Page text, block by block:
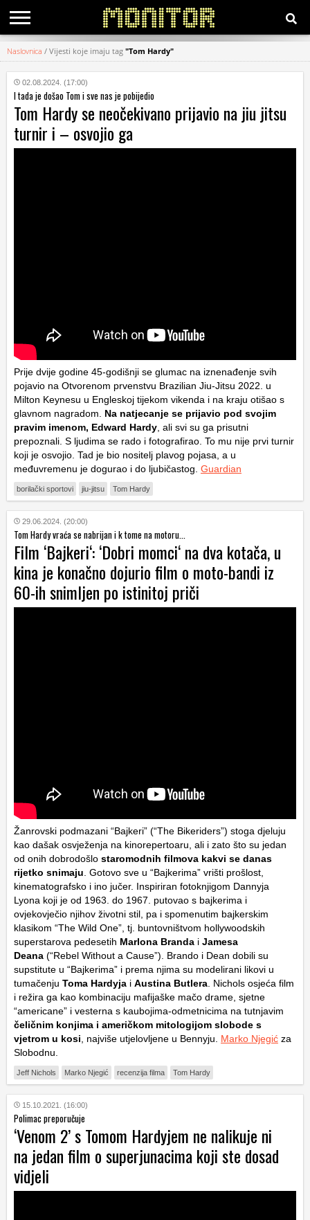
KATEGORIJE
HRVATSKI
WEB
Naslovnica / Vijesti koje imaju tag "Tom Hardy"
02.08.2024. (17:00)
I tada je došao Tom i sve nas je pobijedio
Tom Hardy se neočekivano prijavio na jiu jitsu
turnir i – osvojio ga
Prije dvije godine 45-godišnji se glumac na iznenađenje svih
pojavio na Otvorenom prvenstvu Brazilian Jiu-Jitsu 2022. u
Milton Keynesu u Engleskoj tijekom vikenda i na kraju otišao s
glavnom nagradom. Na natjecanje se prijavio pod svojim
pravim imenom, Edward Hardy , ali svi su ga prisutni
prepoznali. S ljudima se rado i fotografirao. To mu nije prvi turnir
koji je osvojio. Tad je bio nositelj plavog pojasa, a u
međuvremenu je dogurao i do ljubičastog. Guardian
borilački sportovi jiu-jitsu Tom Hardy
29.06.2024. (20:00)
Tom Hardy vraća se nabrijan i k tome na motoru...
Film ‘Bajkeri‘: ‘Dobri momci‘ na dva kotača, u
kina je konačno dojurio film o moto-bandi iz
60-ih snimljen po istinitoj priči
Žanrovski podmazani “Bajkeri” (“The Bikeriders”) stoga djeluju
kao dašak osvježenja na kinorepertoaru, ali i zato što su jedan
od onih dobrodošlo staromodnih filmova kakvi se danas
rijetko snimaju . Gotovo sve u “Bajkerima” vrišti prošlost,
kinematografsko i ino jučer. Inspiriran fotoknjigom Dannyja
Lyona koji je od 1963. do 1967. putovao s bajkerima i
ovjekovječio njihov životni stil, pa i spomenutim bajkerskim
klasikom “The Wild One”, tj. buntovništvom hollywoodskih
superstarova pedesetih Marlona Branda i Jamesa
Deana (“Rebel Without a Cause”). Brando i Dean dobili su
supstitute u “Bajkerima” i prema njima su modelirani likovi u
tumačenju Toma Hardyja i Austina Butlera . Nichols osjeća film
i režira ga kao kombinaciju mafijaške mačo drame, sjetne
“americane” i vesterna s kaubojima-odmetnicima na tutnjavim
čeličnim konjima i američkom mitologijom slobode s
vjetrom u kosi , najviše utjelovljene u Bennyju. Marko Njegić za
Slobodnu.
Jeff Nichols Marko Njegić recenzija filma Tom Hardy
15.10.2021. (16:00)
Polimac preporučuje
‘Venom 2’ s Tomom Hardyjem ne nalikuje ni
na jedan film o superjunacima koji ste dosad
vidjeli